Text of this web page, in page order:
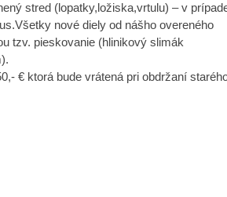
stred (lopatky,ložiska,vrtulu) – v
nové diely od nášho overeného
tzv. pieskovanie (hlinikový slimák
€ ktorá bude vrátená pri obdržaní